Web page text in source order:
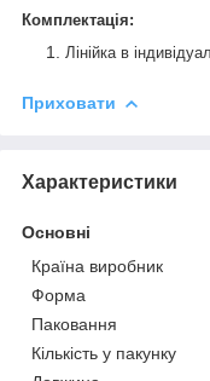
Комплектація:
Лінійка в
Приховати
Характеристики
Основні
Країна виробник
Форма
Паковання
Кількість у пакунку